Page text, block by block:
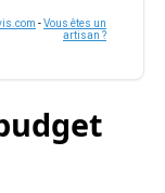
-Vous êtes un
artisan ?